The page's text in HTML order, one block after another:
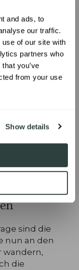
and ads, to
our traffic.
of our site with
partners who
you’ve
from your use
Show details
sind die
nun an den
wandern,
die
OFF
your first